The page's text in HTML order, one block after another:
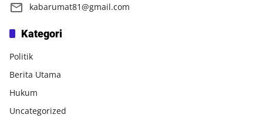
kabarumat81@gmail.com
Kategori
Politik
Berita Utama
Hukum
Uncategorized